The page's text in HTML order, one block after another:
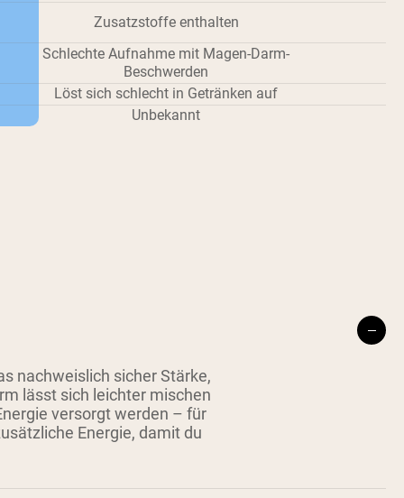
Zusatzstoffe enthalten
Schlechte Aufnahme mit Magen-Darm-
Beschwerden
Löst sich schlecht in Getränken auf
Unbekannt
nachweislich sicher Stärke,
lässt sich leichter mischen
versorgt werden – für
Energie, damit du